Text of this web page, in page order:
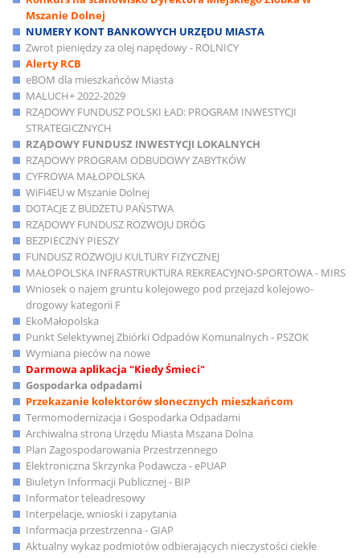
Mszanie Dolnej
NUMERY KONT BANKOWYCH URZĘDU MIASTA
Zwrot pieniędzy za olej napędowy - ROLNICY
Alerty RCB
eBOM dla mieszkańców Miasta
MALUCH+ 2022-2029
RZĄDOWY FUNDUSZ POLSKI ŁAD: PROGRAM INWESTYCJI
STRATEGICZNYCH
RZĄDOWY FUNDUSZ INWESTYCJI LOKALNYCH
RZĄDOWY PROGRAM ODBUDOWY ZABYTKÓW
CYFROWA MAŁOPOLSKA
WiFi4EU w Mszanie Dolnej
DOTACJE Z BUDŻETU PAŃSTWA
RZĄDOWY FUNDUSZ ROZWOJU DRÓG
BEZPIECZNY PIESZY
FUNDUSZ ROZWOJU KULTURY FIZYCZNEJ
MAŁOPOLSKA INFRASTRUKTURA REKREACYJNO-SPORTOWA - MIRS
Wniosek o najem gruntu kolejowego pod przejazd kolejowo-
drogowy kategorii F
EkoMałopolska
Punkt Selektywnej Zbiórki Odpadów Komunalnych - PSZOK
Wymiana pieców na nowe
Darmowa aplikacja "Kiedy Śmieci"
Gospodarka odpadami
Przekazanie kolektorów słonecznych mieszkańcom
Termomodernizacja i Gospodarka Odpadami
Archiwalna strona Urzędu Miasta Mszana Dolna
Plan Zagospodarowania Przestrzennego
Elektroniczna Skrzynka Podawcza - ePUAP
Biuletyn Informacji Publicznej - BIP
Informator teleadresowy
Interpelacje, wnioski i zapytania
Informacja przestrzenna - GIAP
Aktualny wykaz podmiotów odbierających nieczystości ciekłe